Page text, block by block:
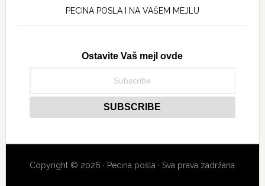
PECINA POSLA I NA VAŠEM MEJLU
Ostavite Vaš mejl ovde
Copyright © 2026 · Pecina posla · Sva prava zadržana